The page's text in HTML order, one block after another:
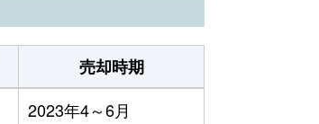
売却時期
2023年4～6月